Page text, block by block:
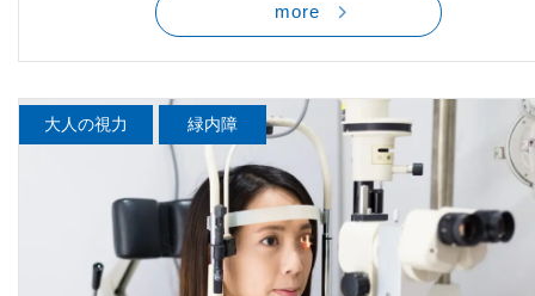
more
大人の視力 緑内障